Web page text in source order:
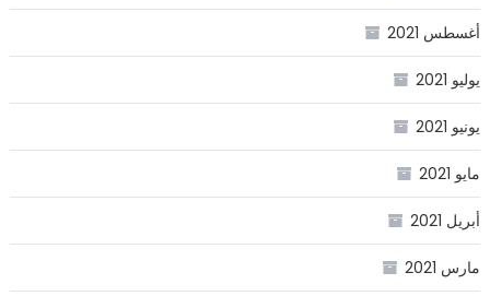
أغسطس 2021
يوليو 2021
يونيو 2021
مايو 2021
أبريل 2021
مارس 2021